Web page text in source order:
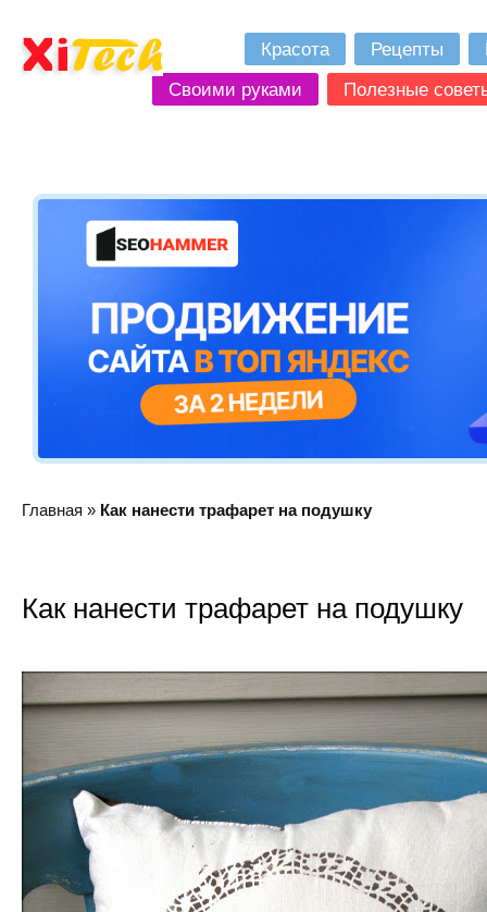
Красота Рецепты
Своими руками
Полезные
Главная » Как нанести трафарет на подушку
Как нанести трафарет на подушку